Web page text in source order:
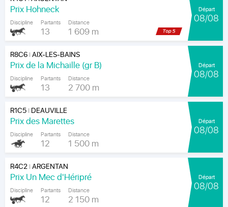
Prix Hohneck
Discipline Partants
13
Distance
1 609 m
Départ
08/08
R8C6|AIX-LES-BAINS
Prix de la Michaille (gr B)
Discipline Partants
13
Distance
2 700 m
Départ
08/08
R1C5| DEAUVILLE
Prix des Marettes
Discipline Partants
12
Distance
1 500 m
Départ
08/08
R4C2|ARGENTAN
Prix Un Mec d'Héripré
Discipline Partants
12
Distance
2 150 m
Départ
08/08